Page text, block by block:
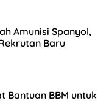
Amunisi Spanyol,
Baru
Bantuan BBM untuk